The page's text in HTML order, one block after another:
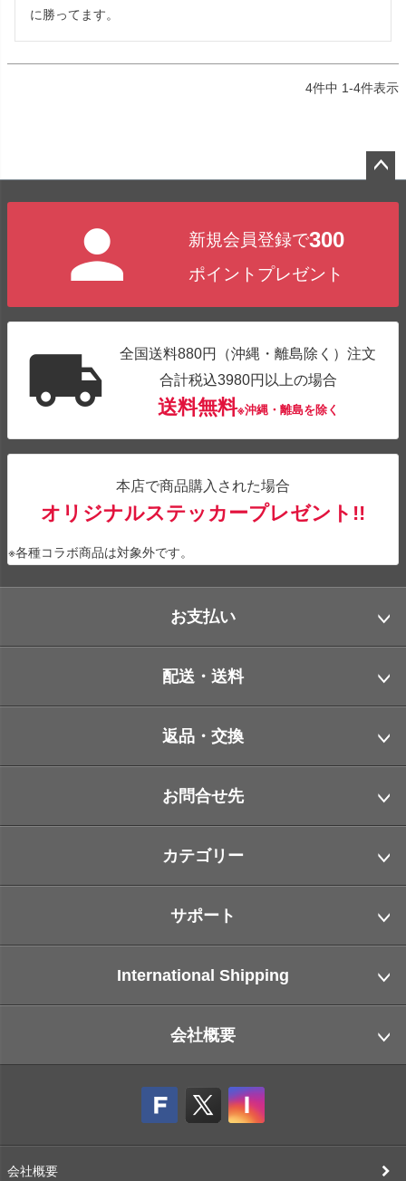
に勝ってます。
4件中 1-4件表示
新規会員登録で300
ポイントプレゼント
全国送料880円（沖縄・離島除く）注文
合計税込3980円以上の場合
送料無料※沖縄・離島を除く
本店で商品購入された場合
オリジナルステッカープレゼント!!
※各種コラボ商品は対象外です。
お支払い
配送・送料
返品・交換
お問合せ先
カテゴリー
サポート
International Shipping
会社概要
会社概要